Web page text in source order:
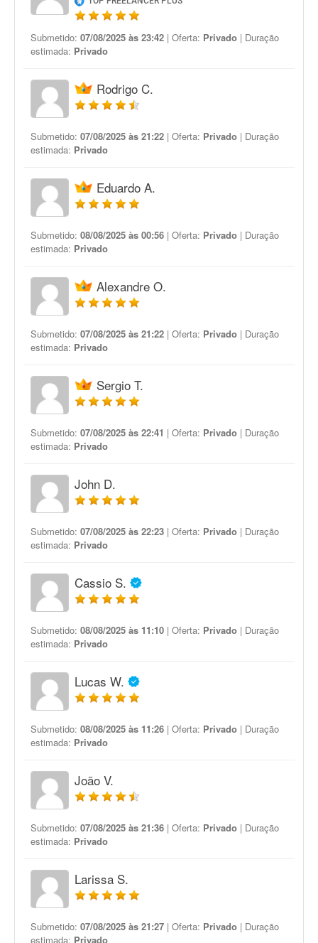
Submetido: 07/08/2025 às 23:42 | Oferta: Privado | Duração
estimada: Privado
Rodrigo C.
Submetido: 07/08/2025 às 21:22 | Oferta: Privado | Duração
estimada: Privado
Eduardo A.
Submetido: 08/08/2025 às 00:56 | Oferta: Privado | Duração
estimada: Privado
Alexandre O.
Submetido: 07/08/2025 às 21:22 | Oferta: Privado | Duração
estimada: Privado
Sergio T.
Submetido: 07/08/2025 às 22:41 | Oferta: Privado | Duração
estimada: Privado
John D.
Submetido: 07/08/2025 às 22:23 | Oferta: Privado | Duração
estimada: Privado
Cassio S.
Submetido: 08/08/2025 às 11:10 | Oferta: Privado | Duração
estimada: Privado
Lucas W.
Submetido: 08/08/2025 às 11:26 | Oferta: Privado | Duração
estimada: Privado
João V.
Submetido: 07/08/2025 às 21:36 | Oferta: Privado | Duração
estimada: Privado
Larissa S.
Submetido: 07/08/2025 às 21:27 | Oferta: Privado | Duração
estimada: Privado